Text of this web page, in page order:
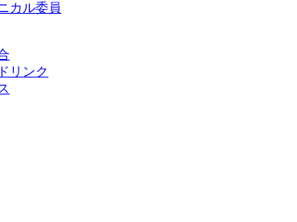
カル委員
リンク